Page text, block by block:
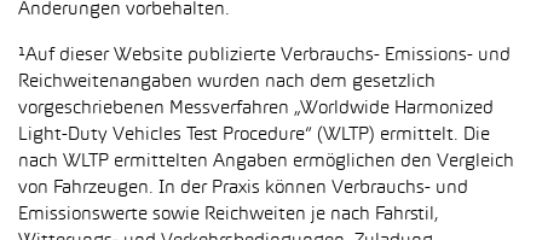
Änderungen vorbehalten.
¹Auf dieser Website publizierte Verbrauchs- Emissions- und
Reichweitenangaben wurden nach dem gesetzlich
vorgeschriebenen Messverfahren „Worldwide Harmonized
Light-Duty Vehicles Test Procedure“ (WLTP) ermittelt. Die
nach WLTP ermittelten Angaben ermöglichen den Vergleich
von Fahrzeugen. In der Praxis können Verbrauchs- und
Emissionswerte sowie Reichweiten je nach Fahrstil,